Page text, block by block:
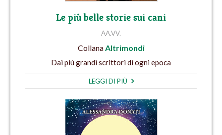
Le più belle storie sui cani
AA.VV.
Collana Altrimondi
Dai più grandi scrittori di ogni epoca
LEGGI DI PIÙ